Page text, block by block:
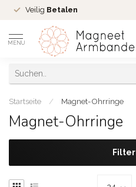
Veilig Betalen
MENU
Startseite / Magnet-Ohrringe
Magnet-Ohrringe
Filter